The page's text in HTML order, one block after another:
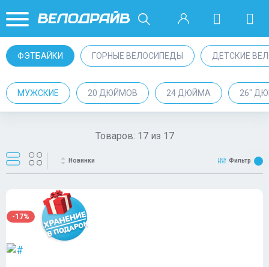
ФЭТБАЙКИ ГОРНЫЕ ВЕЛОСИПЕДЫ ДЕТСКИЕ
МУЖСКИЕ 20 ДЮЙМОВ 24 ДЮЙМА 26"
Товаров: 17из 17
Новинки Фильтр
-17%